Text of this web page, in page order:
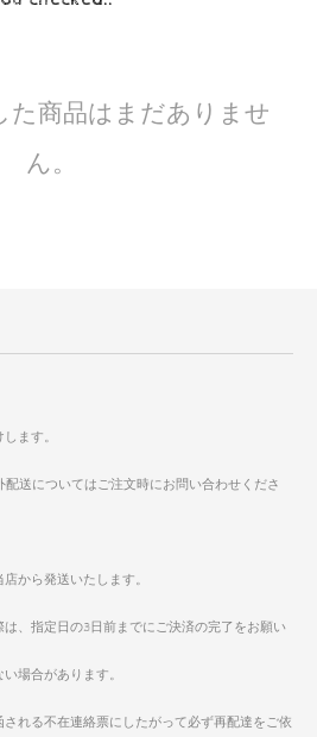
た商品はまだありませ
ん。
ます。
送についてはご注文時にお問い合わせくださ
から発送いたします。
は、指定日の3日前までにご決済の完了をお願い
場合があります。
れる不在連絡票にしたがって必ず再配達をご依